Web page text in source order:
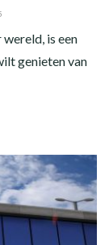
is een
genieten van